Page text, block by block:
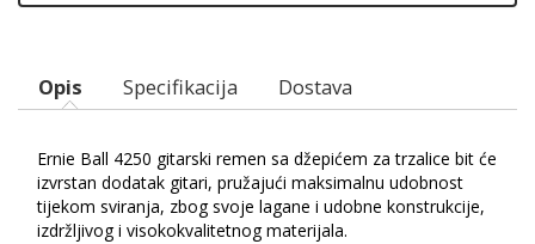
Opis Specifikacija Dostava
Ernie Ball 4250 gitarski remen sa džepićem za trzalice bit će
izvrstan dodatak gitari, pružajući maksimalnu udobnost
tijekom sviranja, zbog svoje lagane i udobne konstrukcije,
izdržljivog i visokokvalitetnog materijala.